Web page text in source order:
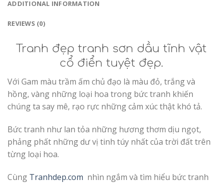
ADDITIONAL INFORMATION
REVIEWS (0)
Tranh đẹp tranh sơn dầu tĩnh vật
cổ điển tuyệt đẹp.
Với Gam màu trầm ấm chủ đạo là màu đỏ, trắng và
hồng, vàng những loại hoa trong bức tranh khiến
chúng ta say mê, rạo rực những cảm xúc thật khó tả.
Bức tranh như lan tỏa những hương thơm dịu ngọt,
phảng phất những dư vị tinh túy nhất của trời đất trên
từng loại hoa.
Cùng Tranhdep.com nhìn ngắm và tìm hiểu bức tranh